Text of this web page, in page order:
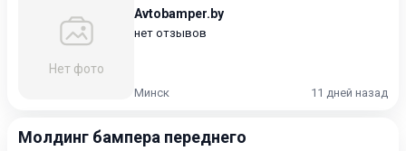
Нет фото
Avtobamper.by
нет отзывов
Минск 11 дней назад
Молдинг бампера переднего